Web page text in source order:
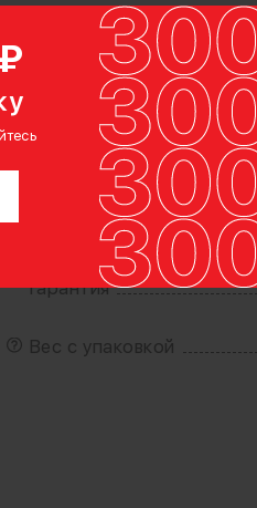
Артикул производителя
Гарантия
Вес с упаковкой